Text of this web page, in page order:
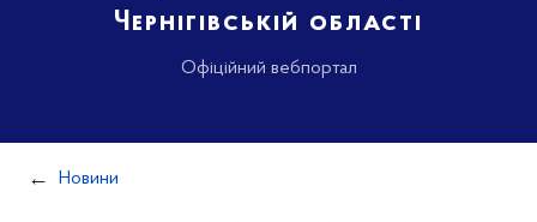
Чернігівській області
Офіційний вебпортал
Новини